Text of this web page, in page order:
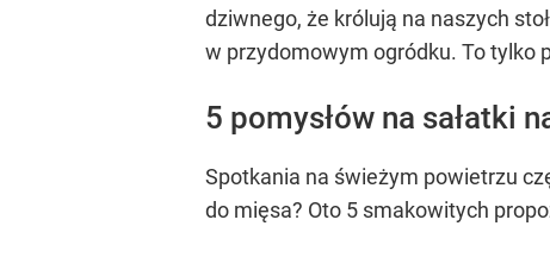
dziwnego, że królują na naszych
w przydomowym ogródku. To tylko
5 pomysłów na sałatki
Spotkania na świeżym powietrzu
do mięsa? Oto 5 smakowitych